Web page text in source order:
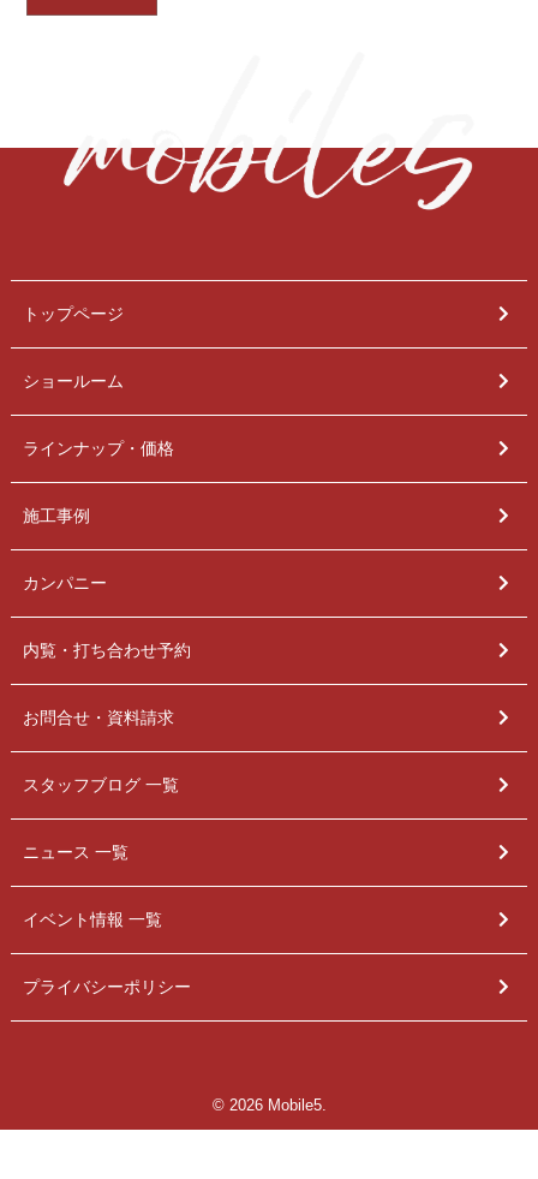
トップページ
ショールーム
ラインナップ・価格
施工事例
カンパニー
内覧・打ち合わせ予約
お問合せ・資料請求
スタッフブログ 一覧
ニュース 一覧
イベント情報 一覧
プライバシーポリシー
© 2026 Mobile5.